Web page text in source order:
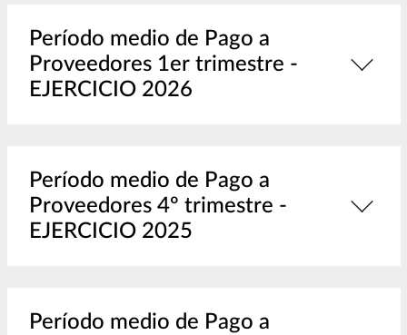
Período medio de Pago a
Proveedores 1er trimestre -
EJERCICIO 2026
Período medio de Pago a
Proveedores 4º trimestre -
EJERCICIO 2025
Período medio de Pago a